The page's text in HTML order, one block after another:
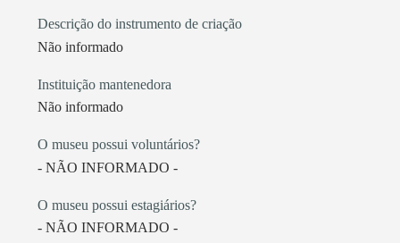
Descrição do instrumento de criação
Não informado
Instituição mantenedora
Não informado
O museu possui voluntários?
- NÃO INFORMADO -
O museu possui estagiários?
- NÃO INFORMADO -